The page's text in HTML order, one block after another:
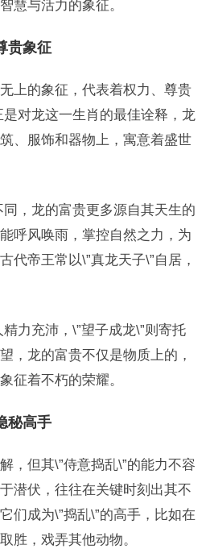
慧与活力的象征。
贵象征
上的象征，代表着权力、尊贵
是对龙这一生肖的最佳诠释，龙
、服饰和器物上，寓意着盛世
同，龙的富贵更多源自其天生的
呼风唤雨，掌控自然之力，为
代帝王常以\”真龙天子\”自居，
力充沛，\”望子成龙\”则寄托
，龙的富贵不仅是物质上的，
征着不朽的荣耀。
秘高手
，但其\”侍意捣乱\”的能力不容
潜伏，往往在关键时刻出其不
们成为\”捣乱\”的高手，比如在
胜，戏弄其他动物。